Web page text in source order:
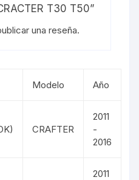
T30 T50”
una reseña.
Modelo Año
CRAFTER
2011
-
2016
2011